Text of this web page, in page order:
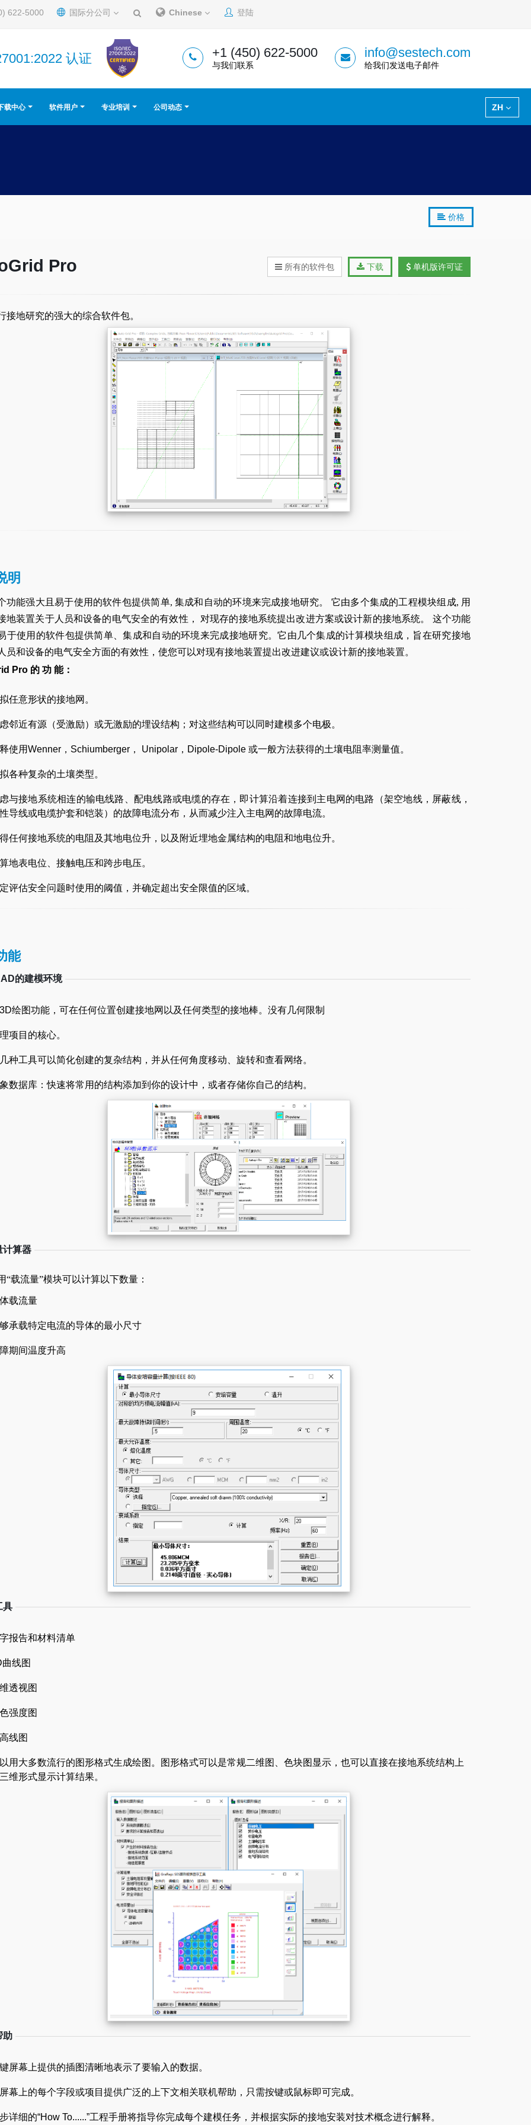
622-5000 国际分公司 Chinese 登陆
认证 +1 (450) 622-5000
与我们联系
info@sestech.com
给我们发送电子邮件
ZH
载中心 软件用户 专业培训 公司动态
价格
单机版许可证
下载
所有的软件包
Pro
接地研究的强大的综合软件包。
明
功能强大且易于使用的软件包提供简单, 集成和自动的环境来完成接地研究。 它由多个集成的工程模块组成, 用
地装置关于人员和设备的电气安全的有效性， 对现存的接地系统提出改进方案或设计新的接地系统。 这个功能
于使用的软件包提供简单、集成和自动的环境来完成接地研究。它由几个集成的计算模块组成，旨在研究接地
员和设备的电气安全方面的有效性，使您可以对现有接地装置提出改进建议或设计新的接地装置。
Pro 的 功 能：
任意形状的接地网。
邻近有源（受激励）或无激励的埋设结构；对这些结构可以同时建模多个电极。
使用Wenner，Schiumberger， Unipolar，Dipole-Dipole 或一般方法获得的土壤电阻率测量值。
各种复杂的土壤类型。
与接地系统相连的输电线路、配电线路或电缆的存在，即计算沿着连接到主电网的电路（架空地线，屏蔽线，
导线或电缆护套和铠装）的故障电流分布，从而减少注入主电网的故障电流。
任何接地系统的电阻及其地电位升，以及附近埋地金属结构的电阻和地电位升。
地表电位、接触电压和跨步电压。
评估安全问题时使用的阈值，并确定超出安全限值的区域。
能
的建模环境
绘图功能，可在任何位置创建接地网以及任何类型的接地棒。没有几何限制
项目的核心。
种工具可以简化创建的复杂结构，并从任何角度移动、旋转和查看网络。
数据库：快速将常用的结构添加到你的设计中，或者存储你自己的结构。
算器
“载流量”模块可以计算以下数量：
载流量
承载特定电流的导体的最小尺寸
期间温度升高
具
报告和材料清单
线图
透视图
强度图
线图
用大多数流行的图形格式生成绘图。图形格式可以是常规二维图、色块图显示，也可以直接在接地系统结构上
维形式显示计算结果。
助
屏幕上提供的插图清晰地表示了要输入的数据。
幕上的每个字段或项目提供广泛的上下文相关联机帮助，只需按键或鼠标即可完成。
详细的“How To......”工程手册将指导你完成每个建模任务，并根据实际的接地安装对技术概念进行解释。